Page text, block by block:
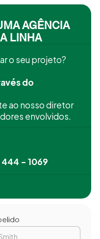
AGÊNCIA
LINHA
o seu projeto?
do
ao nosso diretor
envolvidos.
444 - 1069